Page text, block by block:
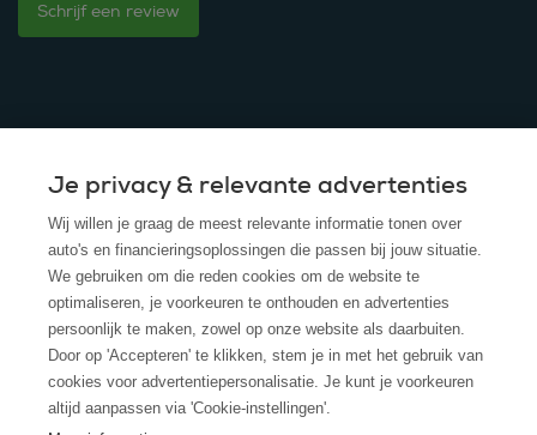
Schrijf een review
© 2025 - ROS Krediet Service
Algemene Voorwaarden
Disclaimer
Privacy Policy
Cookies
Je privacy & relevante advertenties
Wij willen je graag de meest relevante informatie tonen over
auto's en financieringsoplossingen die passen bij jouw situatie.
We gebruiken om die reden cookies om de website te
optimaliseren, je voorkeuren te onthouden en advertenties
persoonlijk te maken, zowel op onze website als daarbuiten.
Door op 'Accepteren' te klikken, stem je in met het gebruik van
cookies voor advertentiepersonalisatie. Je kunt je voorkeuren
altijd aanpassen via 'Cookie-instellingen'.